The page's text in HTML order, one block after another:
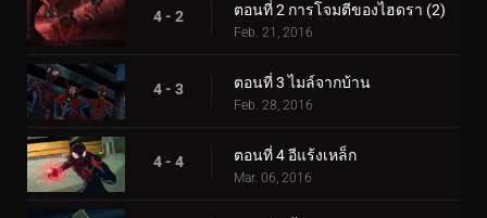
4 - 2 ตอนที่ 2 การโจมตีของไฮดรา (2)
Feb. 21, 2016
4 - 3 ตอนที่ 3 ไมล์จากบ้าน
Feb. 28, 2016
4 - 4 ตอนที่ 4 อีแร้งเหล็ก
Mar. 06, 2016